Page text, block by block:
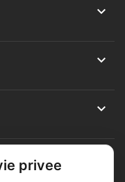



privee